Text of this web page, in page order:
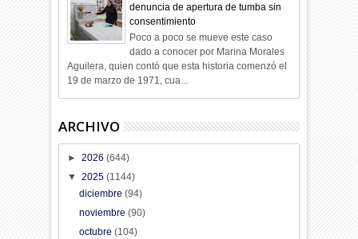
denuncia de apertura de tumba sin
consentimiento
Poco a poco se mueve este caso
dado a conocer por Marina Morales
Aguilera, quien contó que esta historia comenzó el
19 de marzo de 1971, cua...
ARCHIVO
►2026(644)
▼2025(1144)
diciembre (94)
noviembre (90)
octubre (104)